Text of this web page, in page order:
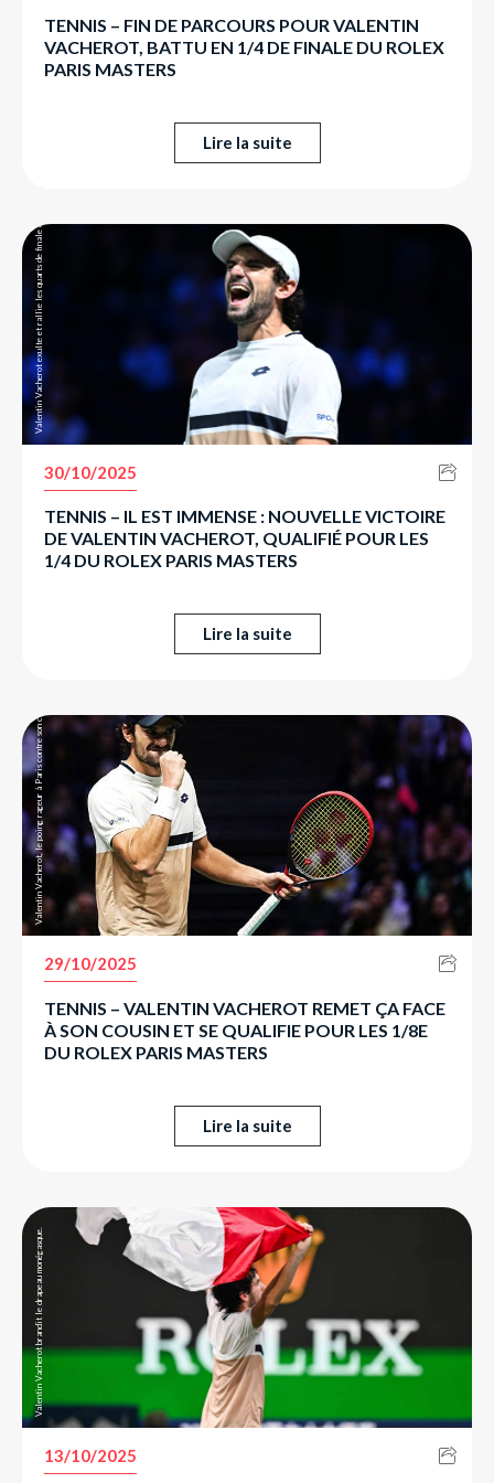
TENNIS – FIN DE PARCOURS POUR VALENTIN
VACHEROT, BATTU EN 1/4 DE FINALE DU ROLEX
PARIS MASTERS
Lire la suite
Valentin Vacherot exulte et rallie les quarts de finale du Rolex Paris Masters.
30/10/2025
TENNIS – IL EST IMMENSE : NOUVELLE VICTOIRE
DE VALENTIN VACHEROT, QUALIFIÉ POUR LES
1/4 DU ROLEX PARIS MASTERS
Lire la suite
Valentin Vacherot, le poing rageur à Paris contre son cousin Arthur Rinderknech.
29/10/2025
TENNIS – VALENTIN VACHEROT REMET ÇA FACE
À SON COUSIN ET SE QUALIFIE POUR LES 1/8E
DU ROLEX PARIS MASTERS
Lire la suite
Valentin Vacherot brandit le drapeau monégasque.
13/10/2025